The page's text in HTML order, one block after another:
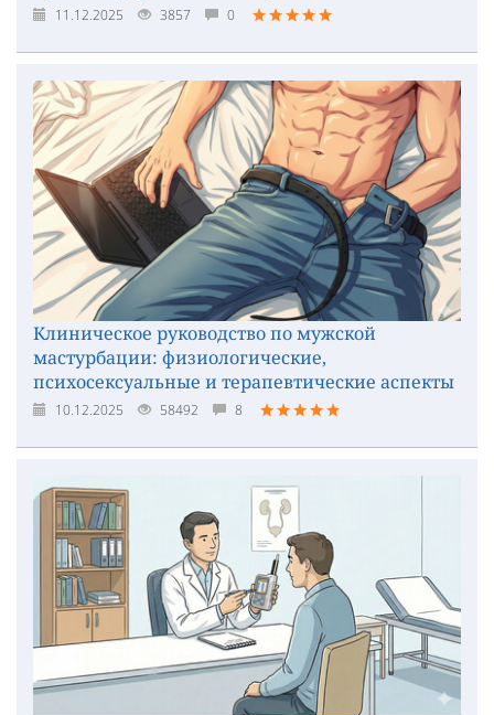
11.12.2025 3857 0
Клиническое руководство по мужской
мастурбации: физиологические,
психосексуальные и терапевтические аспекты
10.12.2025 58492 8